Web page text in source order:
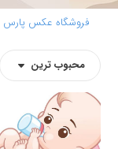
فروشگاه عکس پارس
محبوب ترین
کسب درآمد
تماس با ما
بلاگ پارس